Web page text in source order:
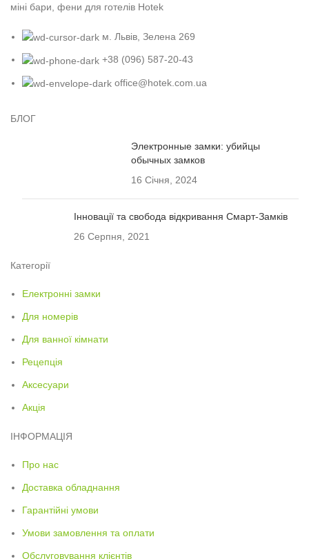
міні бари, фени для готелів Hotek
м. Львів, Зелена 269
+38 (096) 587-20-43
office@hotek.com.ua
БЛОГ
Электронные замки: убийцы
обычных замков
16 Січня, 2024
Інновації та свобода відкривання Смарт-Замків
26 Серпня, 2021
Категорії
Електронні замки
Для номерів
Для ванної кімнати
Рецепція
Аксесуари
Акція
ІНФОРМАЦІЯ
Про нас
Доставка обладнання
Гарантійні умови
Умови замовлення та оплати
Обслуговування клієнтів